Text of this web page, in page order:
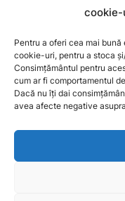
cookie-
Pentru a oferi cea mai
cookie-uri, pentru a stoca
Consimțământul pentru
cum ar fi comportamentul
Dacă nu îți dai
avea afecte negative
ALTAI TIANDE S.R.L.
J2026003663002
SUNA-NE ACUM